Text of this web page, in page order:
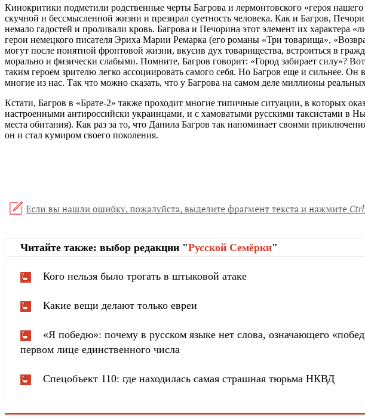
Кинокритики подметили родственные черты Багрова и лермонтовского «героя
скучной и бессмысленной жизни и презирал суетность человека. Как и Багров,
немало гадостей и проливали кровь. Багрова и Печорина этот элемент их
герои немецкого писателя Эриха Марии Ремарка (его романы «Три товарища»,
могут после понятной фронтовой жизни, вкусив дух товарищества, встроиться в
морально и физически слабыми. Помните, Багров говорит: «Город забирает силу»?
таким героем зрителю легко ассоциировать самого себя. Но Багров еще и сильнее.
многие из нас. Так что можно сказать, что у Багрова на самом деле миллионы
Кстати, Багров в «Брате-2» также проходит многие типичные ситуации, в которых
настроенными антироссийски украинцами, и с хамоватыми русскими таксистами в
места обитания). Как раз за то, что Данила Багров так напоминает своими
он и стал кумиром своего поколения.
Читайте также: выбор редакции "Русской Cемёрки"
Кого нельзя было трогать в штыковой атаке
Какие вещи делают только евреи
«Я победю»: почему в русском языке нет слова, означающего
первом лице единственного числа
Спецобъект 110: где находилась самая страшная тюрьма НКВД